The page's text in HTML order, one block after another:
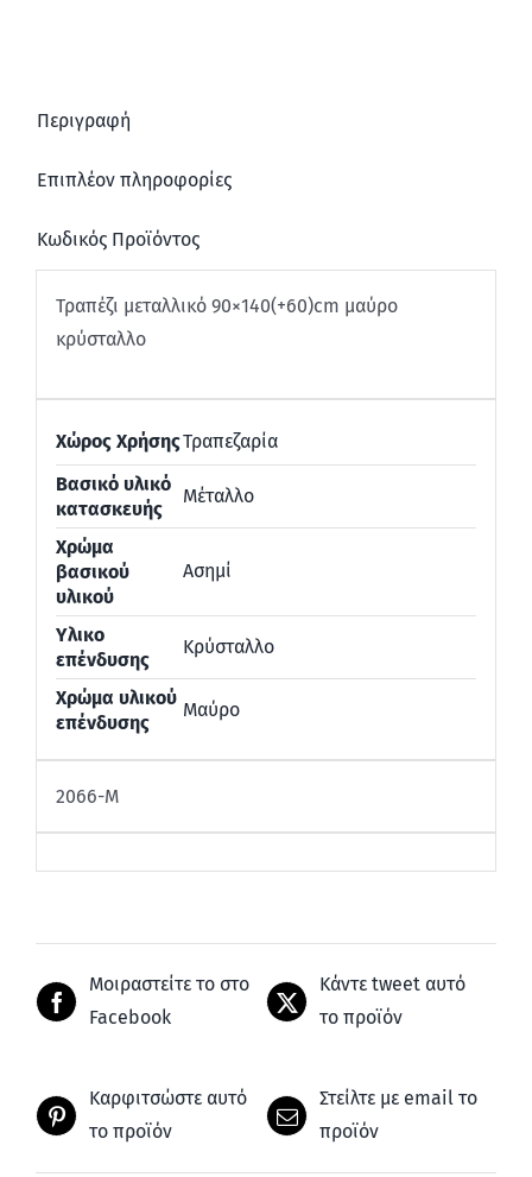
Περιγραφή
Επιπλέον πληροφορίες
Κωδικός Προϊόντος
Τραπέζι μεταλλικό 90×140(+60)cm μαύρο
κρύσταλλο
Χώρος ΧρήσηςΤραπεζαρία
Βασικό υλικό
κατασκευής
Μέταλλο
Χρώμα
βασικού
υλικού
Ασημί
Υλικο
επένδυσης
Κρύσταλλο
Χρώμα υλικού
επένδυσης
Μαύρο
2066-Μ
Μοιραστείτε το στο
Facebook
Κάντε tweet αυτό
το προϊόν
Καρφιτσώστε αυτό
το προϊόν
Στείλτε με email το
προϊόν